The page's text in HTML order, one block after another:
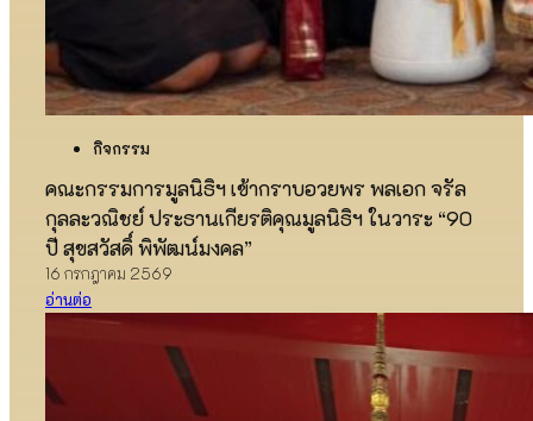
กิจกรรม
คณะกรรมการมูลนิธิฯ เข้ากราบอวยพร พลเอก จรัล
กุลละวณิชย์ ประธานเกียรติคุณมูลนิธิฯ ในวาระ “90
ปี สุขสวัสดิ์ พิพัฒน์มงคล”
16 กรกฎาคม 2569
อ่านต่อ